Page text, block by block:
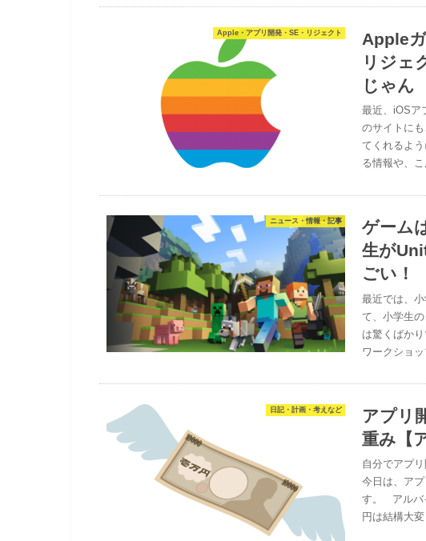
Apple・アプリ開発・SE・リジェクト
Apple
リジェ
じゃん
最近、iOSア
のサイトに
てくれるよ
る情報や、
ニュース・情報・記事
ゲーム
生が
ごい！
最近では、
て、小学生
は驚くばか
ワークショ
日記・計画・考えなど
アプリ
重み【
自分でアプ
今日は、ア
す。 アルバ
円は結構大